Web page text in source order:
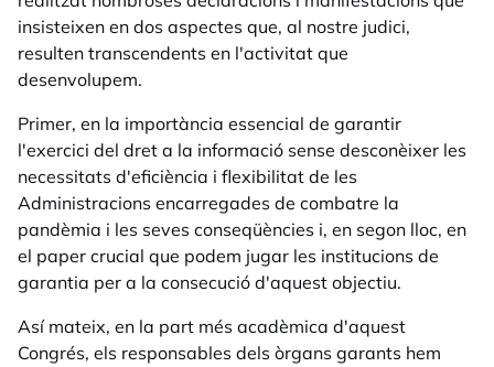
insisteixen en dos aspectes que, al nostre judici,
resulten transcendents en l'activitat que
desenvolupem.
Primer, en la importància essencial de garantir
l'exercici del dret a la informació sense desconèixer les
necessitats d'eficiència i flexibilitat de les
Administracions encarregades de combatre la
pandèmia i les seves conseqüències i, en segon lloc, en
el paper crucial que podem jugar les institucions de
garantia per a la consecució d'aquest objectiu.
Así mateix, en la part més acadèmica d'aquest
Congrés, els responsables dels òrgans garants hem